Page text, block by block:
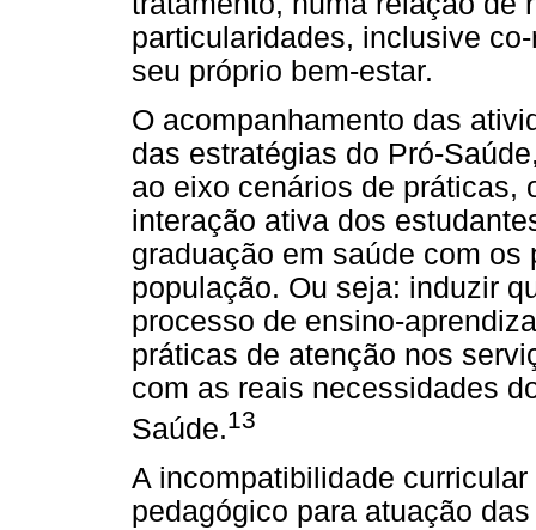
particularidades, inclusive
seu próprio bem-estar.
O acompanhamento das
das estratégias do Pró-
ao eixo cenários de práticas,
interação ativa dos
graduação em saúde com
população. Ou seja: induzir
processo de ensino-
práticas de atenção nos
com as reais necessidades
Saúde.13
A incompatibilidade
pedagógico para atuação